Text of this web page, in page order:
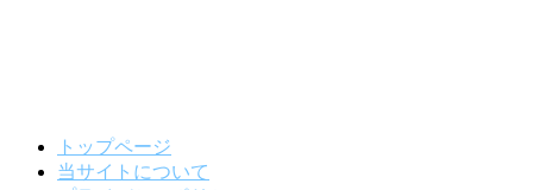
トップページ
当サイトについて